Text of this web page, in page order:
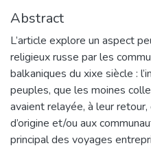
Abstract
L’article explore un aspect
religieux russe par les
balkaniques du xixe siècle :
peuples, que les moines
avaient relayée, à leur
d’origine et/ou aux
principal des voyages